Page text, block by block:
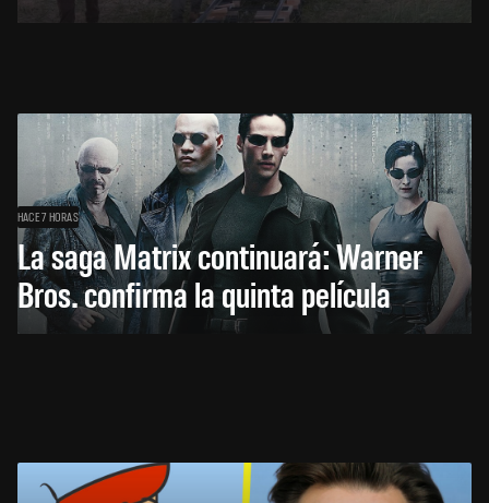
HACE 7 HORAS
La saga Matrix continuará: Warner
Bros. confirma la quinta película